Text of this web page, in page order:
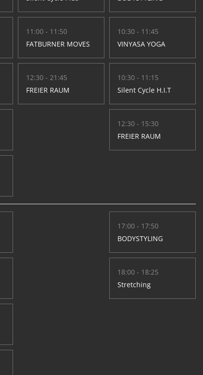
11:00 - 11:50
FATBURNER MOVES
12:30 - 21:45
FREIER RAUM
10:30 - 11:45
VINYASA YOGA
10:30 - 11:15
Silent Cycle H.I.T
12:30 - 15:30
FREIER RAUM
17:00 - 17:50
BODYSTYLING
18:00 - 18:25
Stretching